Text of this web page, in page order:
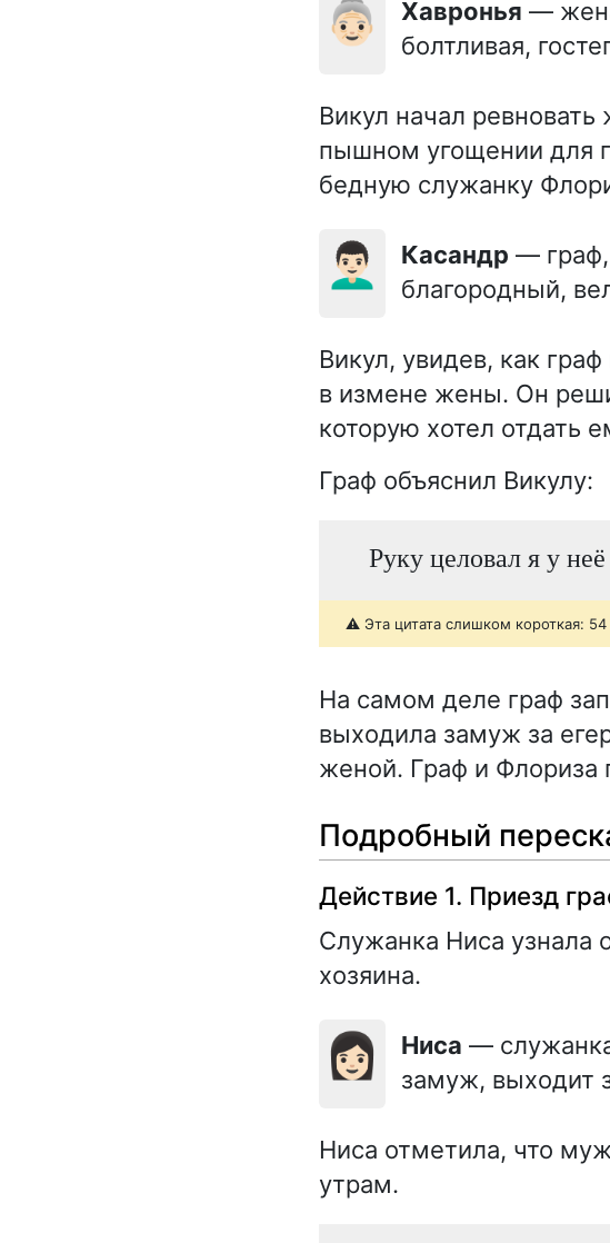
👵🏻 Хавронья —
болтливая,
Викул начал
пышном угощении для
бедную служанку
👨🏻‍🦱 Касандр —
благородный,
Викул, увидев, как
в измене жены. Он
которую хотел отдать
Граф объяснил Викулу:
Руку целовал я у
⚠️ Эта цитата слишком короткая:
На самом деле граф
выходила замуж за
женой. Граф и Флориза
Подробный
Действие 1. Приезд
Служанка Ниса узнала
хозяина.
👩🏻 Ниса —
замуж, выходит
Ниса отметила, что
утрам.